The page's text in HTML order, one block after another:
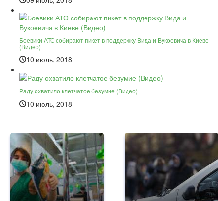
Боевики АТО собирают пикет в поддержку Вида и Вукоевича в Киеве
(Видео)
10 июль, 2018
Раду охватило клетчатое безумие (Видео)
10 июль, 2018